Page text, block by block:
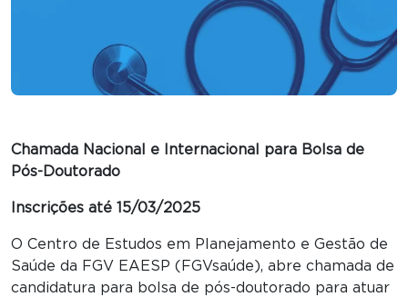
Chamada Nacional e Internacional para Bolsa de
Pós-Doutorado
Inscrições até 15/03/2025
O Centro de Estudos em Planejamento e Gestão de
Saúde da FGV EAESP (FGVsaúde), abre chamada de
candidatura para bolsa de pós-doutorado para atuar